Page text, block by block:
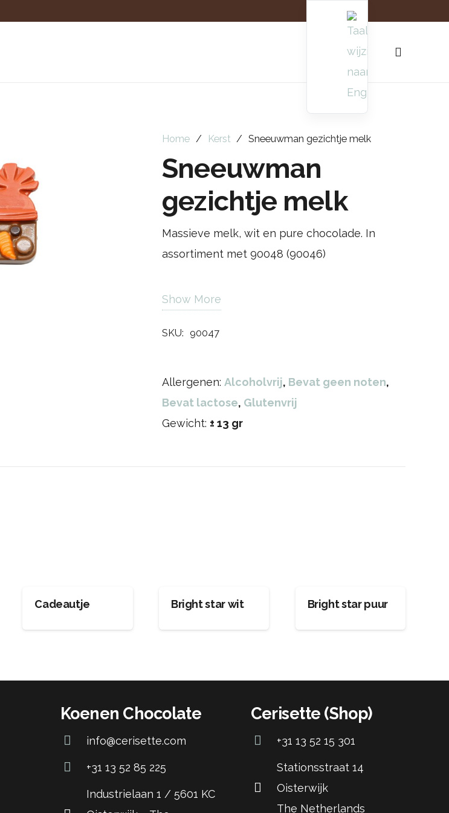
Home / Kerst / Sneeuwman gezichtje melk
Sneeuwman
gezichtje melk
Massieve melk, wit en pure chocolade. In
assortiment met 90048 (90046)
Show More
SKU: 90047
Allergenen:Alcoholvrij, Bevat geen noten,
Bevat lactose, Glutenvrij
Gewicht: ± 13 gr
Cadeautje Bright star wit Bright star puur
Koenen Chocolate
info@cerisette.com
+31 13 52 85 225
Industrielaan 1 / 5601 KC
Cerisette (Shop)
+31 13 52 15 301
Stationsstraat 14
Oisterwijk
The Netherlands